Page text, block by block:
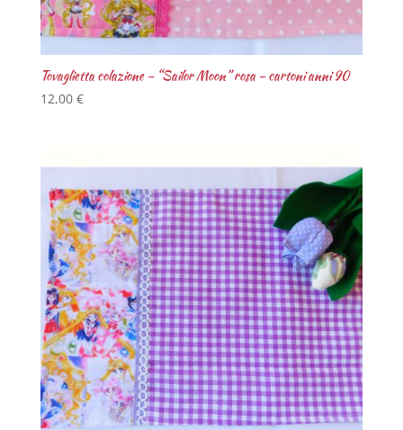
Tovaglietta colazione – “Sailor Moon” rosa – cartoni anni 90
12,00 €